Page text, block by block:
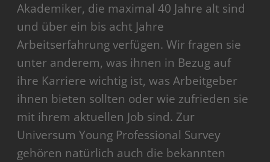
Akademiker, die maximal 40 Jahre alt sind
und über ein bis acht Jahre
Arbeitserfahrung verfügen. Wir fragen sie
unter anderem, was ihnen in Bezug auf
ihre Karriere wichtig ist, was Arbeitgeber
ihnen bieten sollten oder wie zufrieden sie
mit ihrem aktuellen Job sind. Zur
Universum Young Professional Survey
gehören natürlich auch die bekannten